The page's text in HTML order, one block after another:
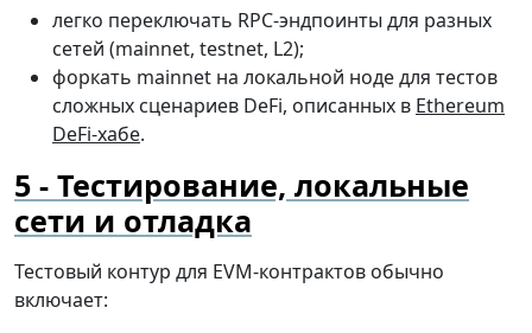
легко переключать RPC-эндпоинты для разных
сетей (mainnet, testnet, L2);
форкать mainnet на локальной ноде для тестов
сложных сценариев DeFi, описанных в Ethereum
DeFi-хабе.
Тестирование, локальные
сети и отладка
Тестовый контур для EVM-контрактов обычно
включает: